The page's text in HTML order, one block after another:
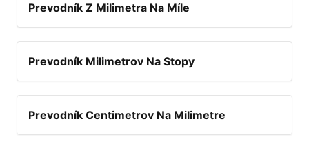
Prevodník Z Milimetra Na Míle
Prevodník Milimetrov Na Stopy
Prevodník Centimetrov Na Milimetre